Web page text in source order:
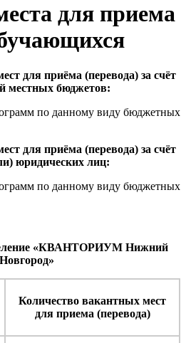
для приема
для приёма (перевода) за счёт
местных бюджетов:
по данному виду бюджетных
для приёма (перевода) за счёт
юридических лиц:
по данному виду бюджетных
«КВАНТОРИУМ Нижний
Новгород»
Количество вакантных мест
для приема (перевода)